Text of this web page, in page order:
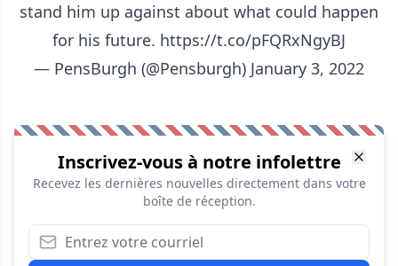
stand him up against about what could happen
for his future. https://t.co/pFQRxNgyBJ
— PensBurgh (@Pensburgh) January 3, 2022
Inscrivez-vous à notre infolettre
Recevez les dernières nouvelles directement dans votre
boîte de réception.